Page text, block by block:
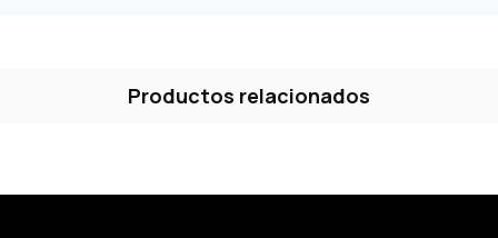
Productos relacionados